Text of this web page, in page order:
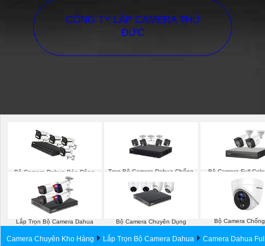
CÔNG TY LẮP CAMERA THỦ
ĐỨC
Bộ Camera Dahua Báo Động
Trọn Bộ Camera Dahua Chống
Trộm
Bộ Camera Full
Lắp Trọn Bộ Camera Dahua Bộ Camera Chuyên Dụng
Bộ Camera
Camera Chuyên Kho Hàng Lắp Trọn Bộ Camera Dahua Camera Dahua